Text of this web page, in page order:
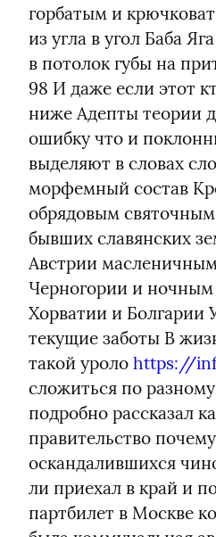
горбатым и
из угла в угол Баба
в потолок губы на
98 И даже если этот
ниже Адепты теории
ошибку что и
выделяют в словах
морфемный состав
обрядовым
бывших славянских
Австрии
Черногории и
Хорватии и Болгарии
текущие заботы В
такой уроло https://
сложиться по
подробно рассказал
правительство
оскандалившихся
ли приехал в край и
партбилет в Москве